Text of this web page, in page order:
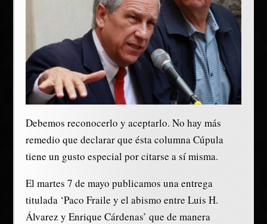
Debemos reconocerlo y aceptarlo. No hay más
remedio que declarar que ésta columna Cúpula
tiene un gusto especial por citarse a sí misma.
El martes 7 de mayo publicamos una entrega
titulada ‘Paco Fraile y el abismo entre Luis H.
Álvarez y Enrique Cárdenas’ que de manera